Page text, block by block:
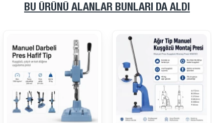
BU ÜRÜNÜ ALANLAR BUNLARI DA ALDI